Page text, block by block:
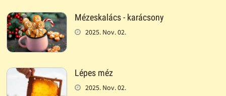
Mézeskalács - karácsony
2025. Nov. 02.
Lépes méz
2025. Nov. 02.